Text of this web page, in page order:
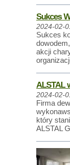
Sukces
2024-02-
Sukces
akcji
ALSTAL
2024-02-
Firma
który
ALSTAL